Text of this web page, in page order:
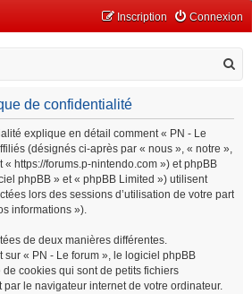
Connexion
Inscription
de confidentialité
explique en détail comment « PN - Le
(désignés ci-après par « nous », « notre »,
« https://forums.p-nintendo.com ») et phpBB
phpBB » et « phpBB Limited ») utilisent
lors des sessions d’utilisation de votre part
informations »).
de deux manières différentes.
sur « PN - Le forum », le logiciel phpBB
cookies qui sont de petits fichiers
le navigateur internet de votre ordinateur.